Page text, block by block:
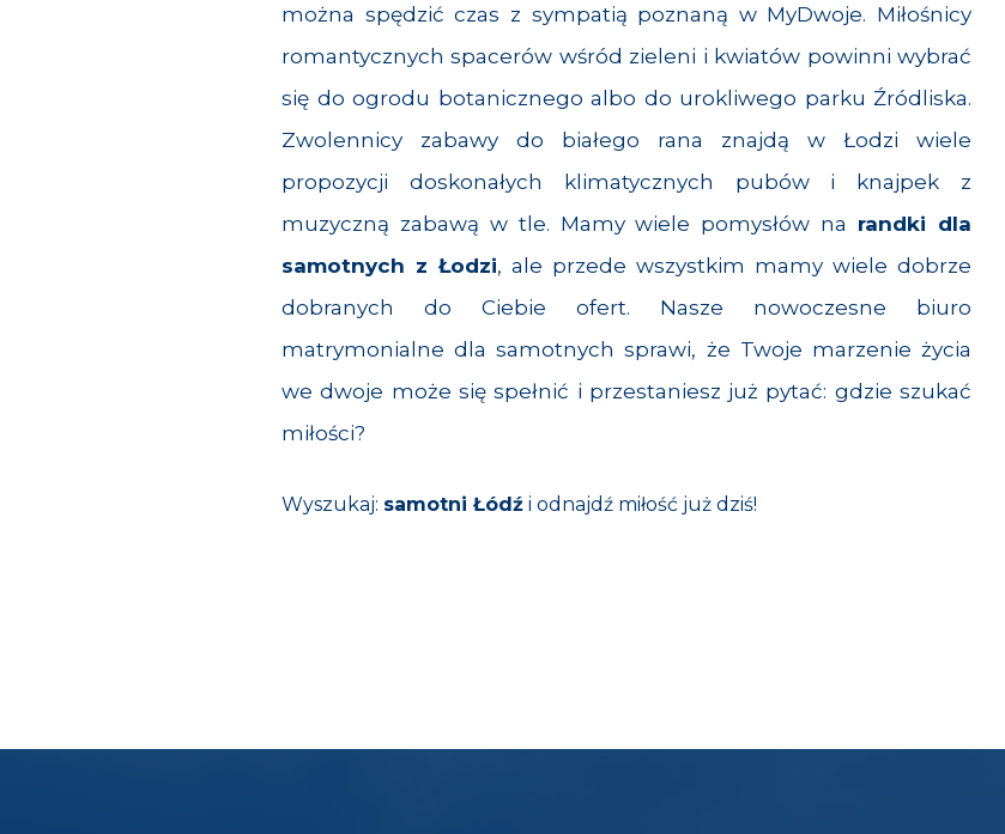
można spędzić czas z sympatią poznaną w MyDwoje. Miłośnicy
romantycznych spacerów wśród zieleni i kwiatów powinni wybrać
się do ogrodu botanicznego albo do urokliwego parku Źródliska.
Zwolennicy zabawy do białego rana znajdą w Łodzi wiele
propozycji doskonałych klimatycznych pubów i knajpek z
muzyczną zabawą w tle. Mamy wiele pomysłów na randki dla
samotnych z Łodzi, ale przede wszystkim mamy wiele dobrze
dobranych do Ciebie ofert. Nasze nowoczesne biuro
matrymonialne dla samotnych sprawi, że Twoje marzenie życia
we dwoje może się spełnić i przestaniesz już pytać: gdzie szukać
miłości?
Wyszukaj: samotni Łódź i odnajdź miłość już dziś!